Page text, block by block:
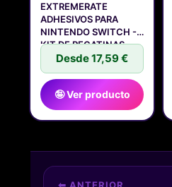
EXTREMERATE
ADHESIVOS PARA
NINTENDO SWITCH -
KIT DE PEGATINAS,
Desde 17,59 €
🤪 Ver producto